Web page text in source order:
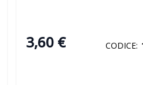
3,60 € CODICE: